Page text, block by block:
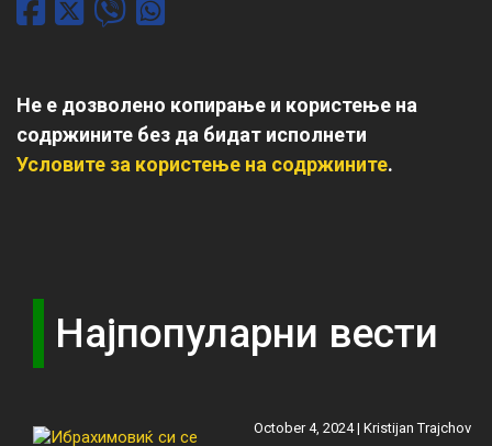
Не е дозволено копирање и користење на
содржините без да бидат исполнети
Условите за користење на содржините.
Најпопуларни вести
October 4, 2024 |Kristijan Trajchov